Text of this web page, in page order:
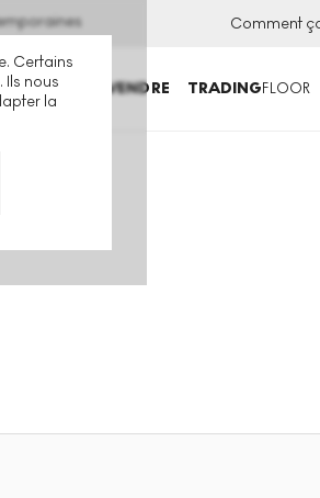
Certains
nous
la
Comment
ACHETER VENDRE TRADINGFLOOR